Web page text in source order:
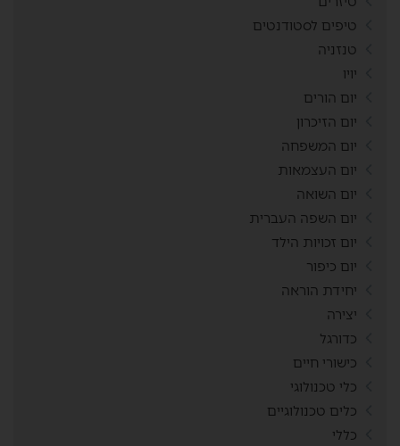
טיפים לסטודנטים
טנזניה
יויו
יום הורים
יום הזיכרון
יום המשפחה
יום העצמאות
יום השואה
יום השפה העברית
יום זכויות הילד
יום כיפור
יחידת הוראה
יצירה
כדורגל
כישורי חיים
כלי טכנולוגי
כלים טכנולוגיים
כללי